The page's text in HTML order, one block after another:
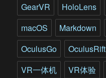
GearVR
HoloLens
macOS
Markdown
OculusGo
OculusRift
VR一体机
VR体验